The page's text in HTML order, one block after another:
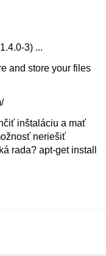
3) ...
and store your files
inštaláciu a mať
neriešiť
rada? apt-get install